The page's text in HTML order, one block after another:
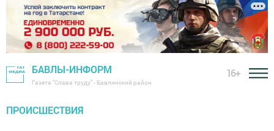
БАВЛЫ-ИНФОРМ
Газета "Слава труду" - Бавлинский район
16+
ПРОИСШЕСТВИЯ